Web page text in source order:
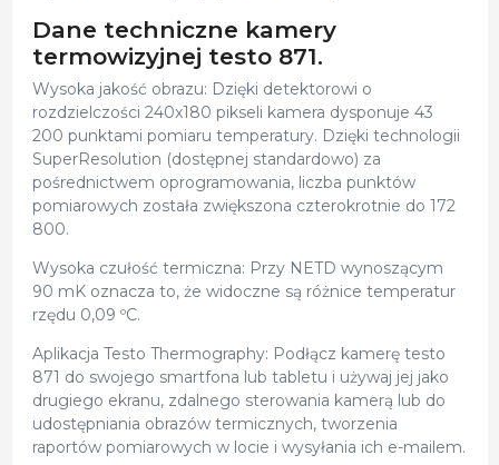
Dane techniczne kamery
termowizyjnej testo 871.
Wysoka jakość obrazu: Dzięki detektorowi o
rozdzielczości 240x180 pikseli kamera dysponuje 43
200 punktami pomiaru temperatury. Dzięki technologii
SuperResolution (dostępnej standardowo) za
pośrednictwem oprogramowania, liczba punktów
pomiarowych została zwiększona czterokrotnie do 172
800.
Wysoka czułość termiczna: Przy NETD wynoszącym
90 mK oznacza to, że widoczne są różnice temperatur
rzędu 0,09 ºC.
Aplikacja Testo Thermography: Podłącz kamerę testo
871 do swojego smartfona lub tabletu i używaj jej jako
drugiego ekranu, zdalnego sterowania kamerą lub do
udostępniania obrazów termicznych, tworzenia
raportów pomiarowych w locie i wysyłania ich e-mailem.